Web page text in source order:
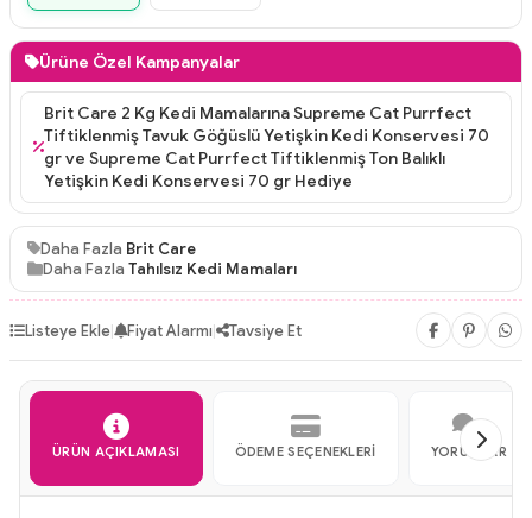
Ürüne Özel Kampanyalar
Brit Care 2 Kg Kedi Mamalarına Supreme Cat Purrfect
Tiftiklenmiş Tavuk Göğüslü Yetişkin Kedi Konservesi 70
gr ve Supreme Cat Purrfect Tiftiklenmiş Ton Balıklı
Yetişkin Kedi Konservesi 70 gr Hediye
Daha Fazla Brit Care
Daha Fazla Tahılsız Kedi Mamaları
Listeye Ekle| Fiyat Alarmı| Tavsiye Et
ÜRÜN AÇIKLAMASI ÖDEME SEÇENEKLERI YORUMLAR